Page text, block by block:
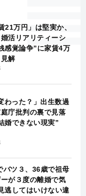
21万円」は堅実か、
活リアリティーシ
感覚論争”に家賃4万
解
わった？」出生数過
庁批判の裏で見落
婚できない現実”
バツ３、36歳で祖母
が３度の離婚で気
逃してはいけない違